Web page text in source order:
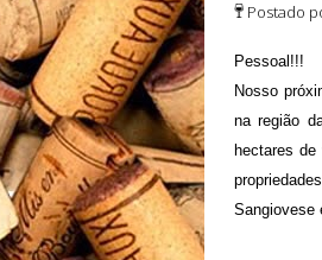
Postado
Pessoal!!!
Nosso
na região
hectares
Sangiovese